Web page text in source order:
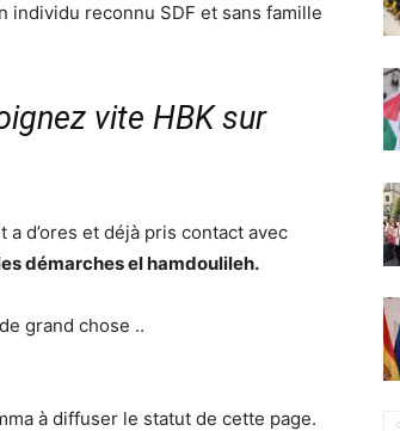
individu reconnu SDF et sans famille
vite HBK sur
d’ores et déjà pris contact avec
démarches el hamdoulileh.
grand chose ..
à diffuser le statut de cette page.